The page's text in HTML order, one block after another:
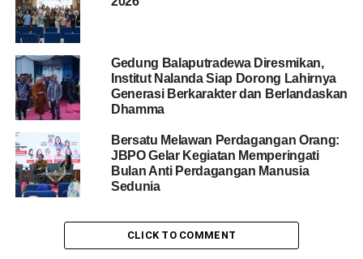
MSC (Most Significant Change) menjadi pendekatan yang
komunitas akan menuliskan cerita mereka yang paling
signifikan yang mereka rasakan berkaitan dengan proyek
Gedung Balaputradewa Diresmikan,
Institut Nalanda Siap Dorong Lahirnya
Generasi Berkarakter dan Berlandaskan
Dhamma
Bersatu Melawan Perdagangan Orang:
JBPO Gelar Kegiatan Memperingati
Bulan Anti Perdagangan Manusia
Sedunia
CLICK TO COMMENT